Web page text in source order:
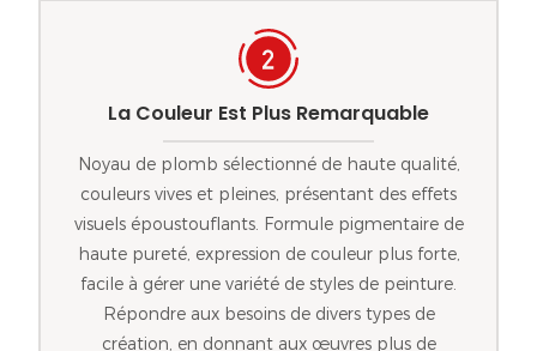
La Couleur Est Plus Remarquable
Noyau de plomb sélectionné de haute qualité,
couleurs vives et pleines, présentant des effets
visuels époustouflants. Formule pigmentaire de
haute pureté, expression de couleur plus forte,
facile à gérer une variété de styles de peinture.
Répondre aux besoins de divers types de
création, en donnant aux œuvres plus de